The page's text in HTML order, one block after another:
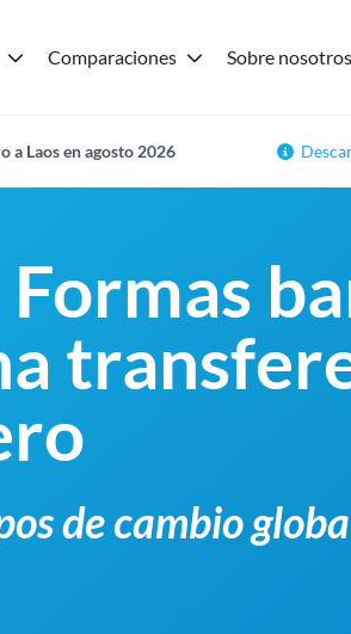
Comparaciones Sobre nosotros
a Laos en agosto 2026
de cambio